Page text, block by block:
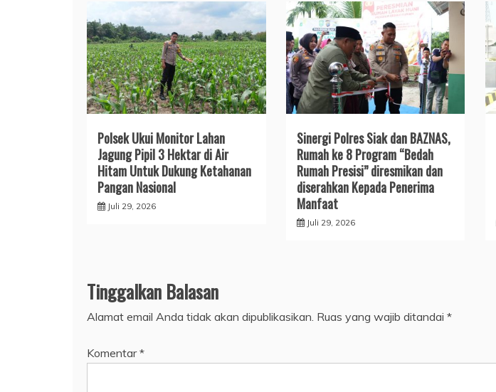
Polsek Ukui Monitor Lahan
Jagung Pipil 3 Hektar di Air
Hitam Untuk Dukung Ketahanan
Pangan Nasional
Juli 29, 2026
Sinergi Polres Siak dan BAZNAS,
Rumah ke 8 Program “Bedah
Rumah Presisi” diresmikan dan
diserahkan Kepada Penerima
Manfaat
Juli 29, 2026
Tinggalkan Balasan
Alamat email Anda tidak akan dipublikasikan. Ruas yang wajib ditandai *
Komentar*